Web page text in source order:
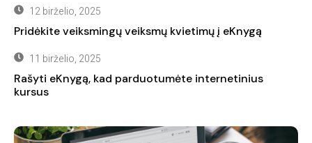
12 birželio, 2025
Pridėkite veiksmingų veiksmų kvietimų į eKnygą
11 birželio, 2025
Rašyti eKnygą, kad parduotumėte internetinius
kursus